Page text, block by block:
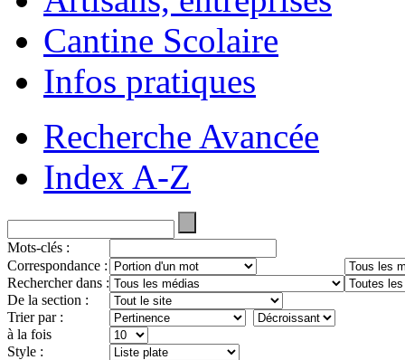
Cantine Scolaire
Infos pratiques
Recherche Avancée
Index A-Z
Mots-clés :
Correspondance :
Rechercher dans :
De la section :
Trier par :
à la fois
Style :